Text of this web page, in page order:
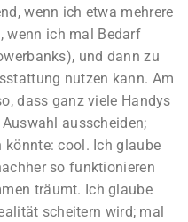
wenn ich etwa mehrere
wenn ich mal Bedarf
und dann zu
nutzen kann. Am
dass ganz viele Handys
ausscheiden;
könnte: cool. Ich glaube
so funktionieren
träumt. Ich glaube
scheitern wird; mal